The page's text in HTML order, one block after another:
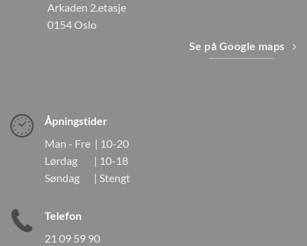
Arkaden 2.etasje
0154 Oslo
Se på Google maps
Åpningstider
Man - Fre | 10-20
Lørdag | 10-18
Søndag | Stengt
Telefon
21 09 59 90